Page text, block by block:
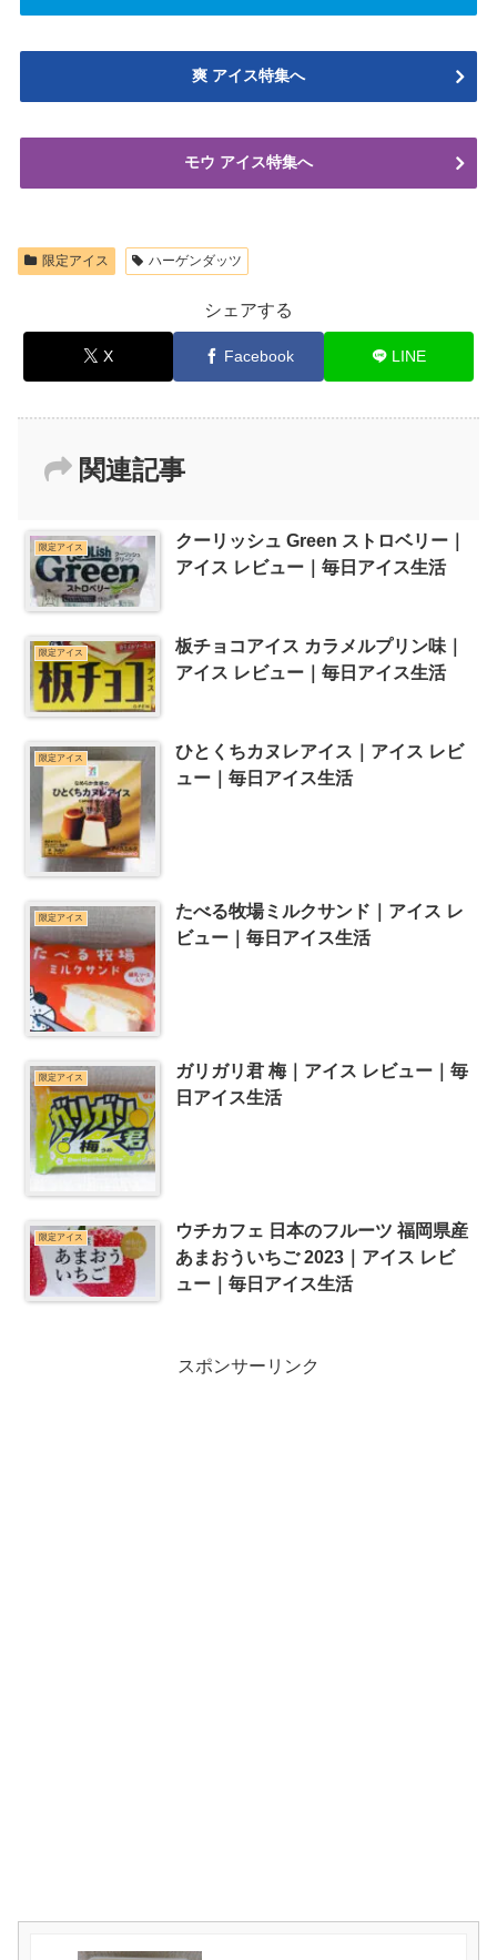
爽 アイス特集へ
モウ アイス特集へ
限定アイス ハーゲンダッツ
シェアする
X Facebook LINE
関連記事
限定アイス
クーリッシュ Green ストロベリー｜
アイス レビュー｜毎日アイス生活
限定アイス
板チョコアイス カラメルプリン味｜
アイス レビュー｜毎日アイス生活
限定アイス
ひとくちカヌレアイス｜アイス レビ
ュー｜毎日アイス生活
限定アイス
たべる牧場ミルクサンド｜アイス レ
ビュー｜毎日アイス生活
限定アイス
ガリガリ君 梅｜アイス レビュー｜毎
日アイス生活
限定アイス
ウチカフェ 日本のフルーツ 福岡県産
あまおういちご 2023｜アイス レビ
ュー｜毎日アイス生活
スポンサーリンク